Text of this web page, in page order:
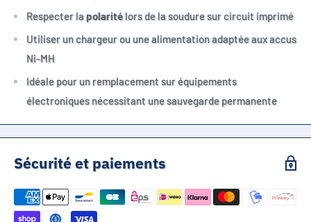
Respecter lapolaritélors de la soudure sur circuit imprimé
Utiliser un chargeur ou une alimentation adaptée aux accus
Ni-MH
Idéale pour un remplacement sur équipements
électroniques nécessitant une sauvegarde permanente
Sécurité et paiements